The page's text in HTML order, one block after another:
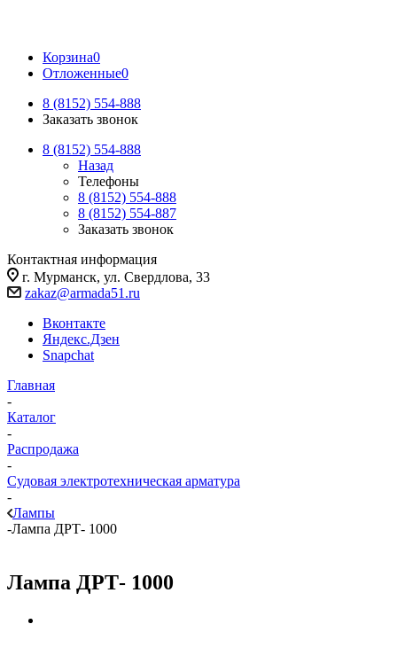
Корзина0
Отложенные0
8 (8152) 554-888
Заказать звонок
8 (8152) 554-888
Назад
Телефоны
8 (8152) 554-888
8 (8152) 554-887
Заказать звонок
Контактная информация
г. Мурманск, ул. Свердлова, 33
zakaz@armada51.ru
Вконтакте
Яндекс.Дзен
Snapchat
Главная
-
Каталог
-
Распродажа
-
Судовая электротехническая арматура
-
Лампы
-Лампа ДРТ- 1000
Лампа ДРТ- 1000